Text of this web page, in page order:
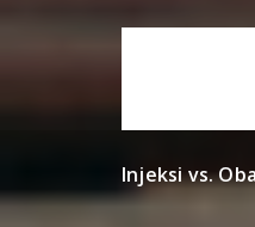
Injeksi vs.